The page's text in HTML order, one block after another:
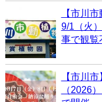
【市川
9/1（火
事で観覧
【市川
（2026